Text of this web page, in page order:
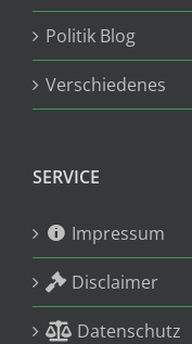
Politik Blog
Verschiedenes
SERVICE
Impressum
Disclaimer
Datenschutz